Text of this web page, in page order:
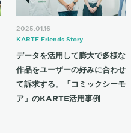
2025.01.16
KARTE Friends Story
データを活用して膨大で多様な
作品をユーザーの好みに合わせ
て訴求する。「コミックシーモ
ア」のKARTE活用事例